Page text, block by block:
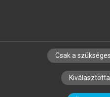
SZERZŐKNEK
SZERKESZTÉSI ÉS
Csak a